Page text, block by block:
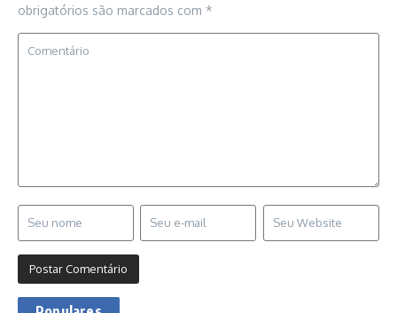
obrigatórios são marcados com *